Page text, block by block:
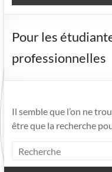
Pour les
professionnelles
Il semble que l’on ne
être que la recherche